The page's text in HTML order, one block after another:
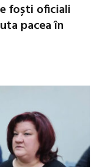
foști oficiali
pacea în